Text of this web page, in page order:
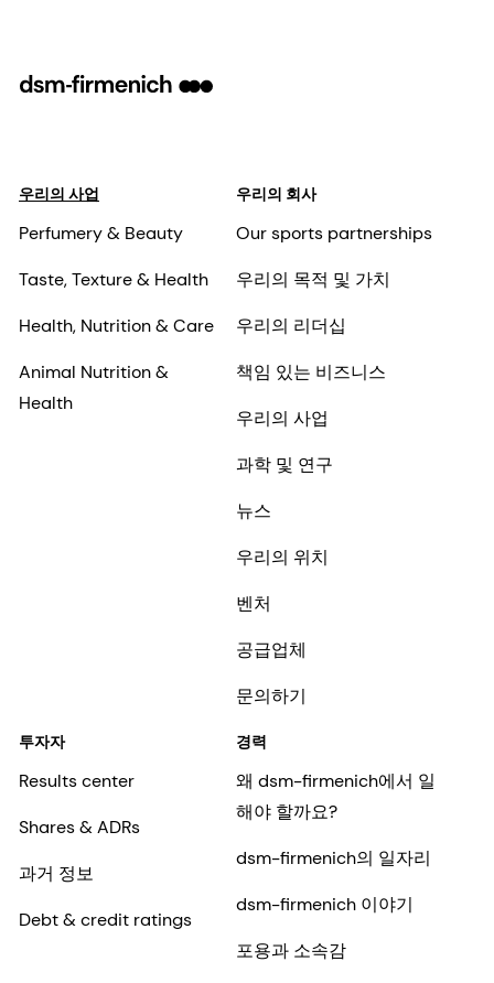
우리의 사업
Perfumery & Beauty
Taste, Texture & Health
Health, Nutrition & Care
Animal Nutrition &
Health
우리의 회사
Our sports partnerships
우리의 목적 및 가치
우리의 리더십
책임 있는 비즈니스
우리의 사업
과학 및 연구
뉴스
우리의 위치
벤처
공급업체
문의하기
투자자
Results center
Shares & ADRs
과거 정보
Debt & credit ratings
경력
왜 dsm-firmenich에서 일
해야 할까요?
dsm-firmenich의 일자리
dsm-firmenich 이야기
포용과 소속감